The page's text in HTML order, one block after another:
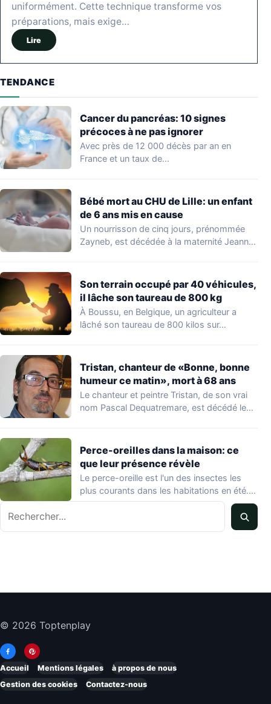
uniformément. Cette technique transforme vos
préparations, mais exige…
Lire
TENDANCE
Cancer du pancréas: 10 signes
précoces à ne pas ignorer
Avec près de 12 000 décès par an en
France et un taux de…
Bébé mort au CHU de Lille: un enfant
de 6 ans mis en cause
Un nourrisson de cinq jours, prénommée
Zayneb, est décédée à la maternité Jeanne
Son terrain occupé par 40 véhicules,
il lâche son taureau de 800 kg
À Boussu, en Belgique, un agriculteur a
lâché son taureau de 800 kilos sur…
Tristan, chanteur de «Bonne, bonne
humeur ce matin», mort à 68 ans
Le chanteur et peintre Tristan, de son vrai
nom Pascal Dequatremare, est décédé le…
Perce-oreilles dans la maison: ce
que leur présence révèle
Le perce-oreille est l'un des insectes les
plus courants dans les habitations en été.…
© 2026 Toptenplay
Accueil Mentions légales
à propos de nous
Gestion des cookies
Contactez-nous